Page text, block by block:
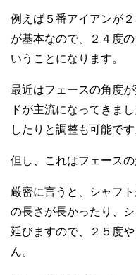
例えば５番アイアンが
が基本なので、２４度
いうことになります。
最近はフェースの角度
ドが主流になってきま
したりと調整も可能です
但し、これはフェース
厳密に言うと、シャフ
の長さが長かったり、
延びますので、２５度
ん。